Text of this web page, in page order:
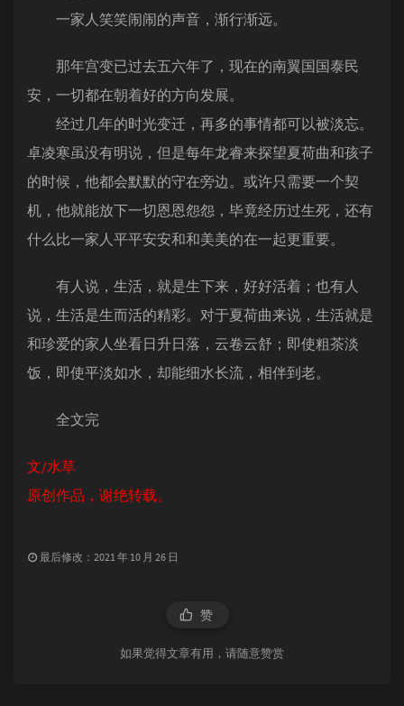
一家人笑笑闹闹的声音，渐行渐远。
那年宫变已过去五六年了，现在的南翼国国泰民
安，一切都在朝着好的方向发展。
经过几年的时光变迁，再多的事情都可以被淡忘。
卓凌寒虽没有明说，但是每年龙睿来探望夏荷曲和孩子
的时候，他都会默默的守在旁边。或许只需要一个契
机，他就能放下一切恩恩怨怨，毕竟经历过生死，还有
什么比一家人平平安安和和美美的在一起更重要。
有人说，生活，就是生下来，好好活着；也有人
说，生活是生而活的精彩。对于夏荷曲来说，生活就是
和珍爱的家人坐看日升日落，云卷云舒；即使粗茶淡
饭，即使平淡如水，却能细水长流，相伴到老。
全文完
文/水草
原创作品，谢绝转载。
最后修改：2021 年 10 月 26 日
赞
如果觉得文章有用，请随意赞赏